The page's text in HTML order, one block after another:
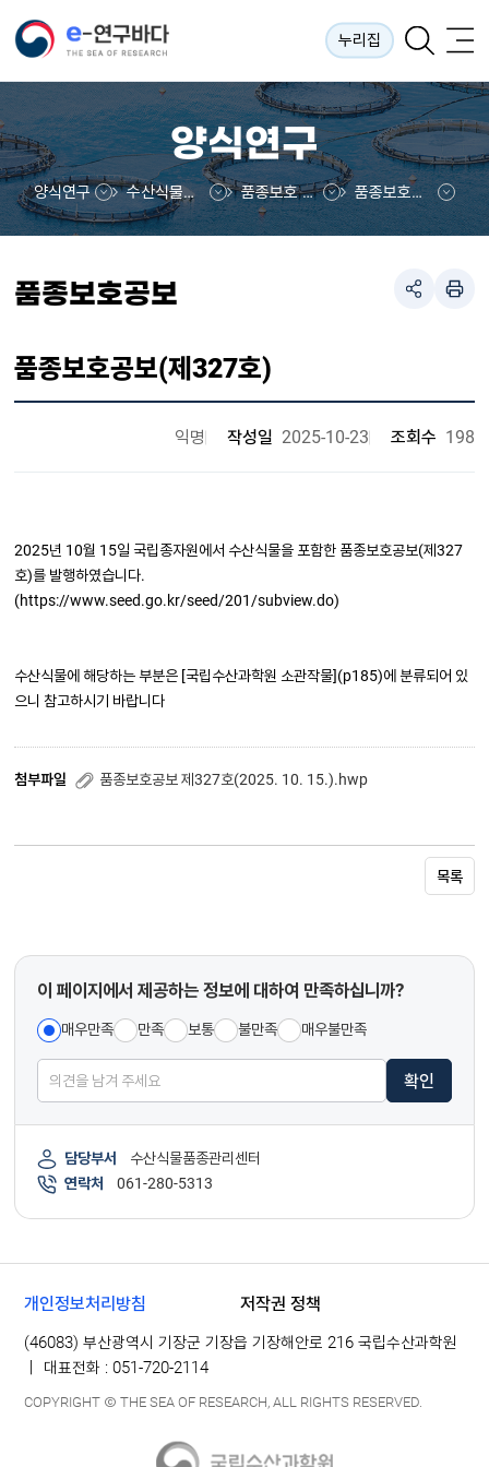
누리집
양식연구
양식연구 수산식물품종보호 품종보호 운영현황 품종보호공보
품종보호공보
품종보호공보(제327호)
익명 작성일 2025-10-23 조회수 198
2025년 10월 15일 국립종자원에서 수산식물을 포함한 품종보호공보(제327
호)를 발행하였습니다.
(https://www.seed.go.kr/seed/201/subview.do)
수산식물에 해당하는 부분은 [국립수산과학원 소관작물](p185)에 분류되어 있
으니 참고하시기 바랍니다
첨부파일 품종보호공보 제327호(2025. 10. 15.).hwp
목록
이 페이지에서 제공하는 정보에 대하여 만족하십니까?
매우만족 만족 보통 불만족 매우불만족
확인
담당부서
수산식물품종관리센터
연락처
061-280-5313
개인정보처리방침 저작권 정책
(46083) 부산광역시 기장군 기장읍 기장해안로 216 국립수산과학원
｜ 대표전화 : 051-720-2114
COPYRIGHT Ⓒ THE SEA OF RESEARCH, ALL RIGHTS RESERVED.